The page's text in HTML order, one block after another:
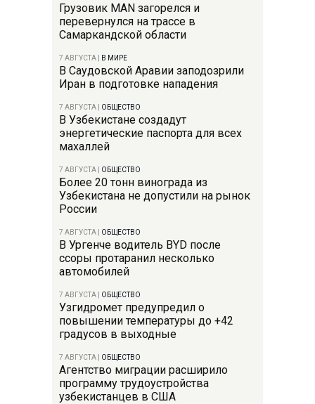
Грузовик MAN загорелся и
перевернулся на трассе в
Самаркандской области
7 АВГУСТА В МИРЕ
В Саудовской Аравии заподозрили
Иран в подготовке нападения
7 АВГУСТА ОБЩЕСТВО
В Узбекистане создадут
энергетические паспорта для всех
махаллей
7 АВГУСТА ОБЩЕСТВО
Более 20 тонн винограда из
Узбекистана не допустили на рынок
России
7 АВГУСТА ОБЩЕСТВО
В Ургенче водитель BYD после
ссоры протаранил несколько
автомобилей
7 АВГУСТА ОБЩЕСТВО
Узгидромет предупредил о
повышении температуры до +42
градусов в выходные
7 АВГУСТА ОБЩЕСТВО
Агентство миграции расширило
программу трудоустройства
узбекистанцев в США